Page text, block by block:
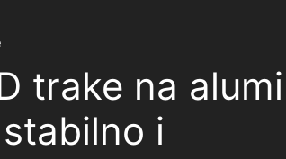
trake na
i